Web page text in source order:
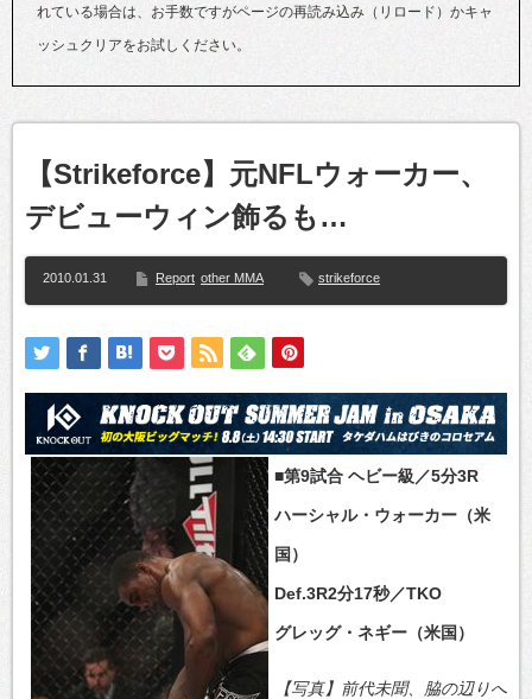
れている場合は、お手数ですがページの再読み込み（リロード）かキャ
ッシュクリアをお試しください。
【Strikeforce】元NFLウォーカー、
デビューウィン飾るも…
2010.01.31 Report other MMA strikeforce
■第9試合 ヘビー級／5分3R
ハーシャル・ウォーカー（米
国）
Def.3R2分17秒／TKO
グレッグ・ネギー（米国）
【写真】前代未聞、脇の辺りへ